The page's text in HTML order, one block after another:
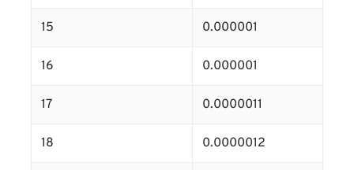
15 0.000001
16 0.000001
17 0.0000011
18 0.0000012